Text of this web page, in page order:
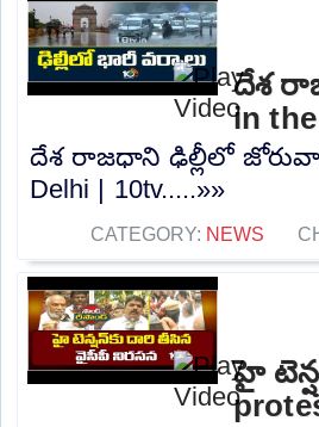
దేశ
in
దేశ రాజధాని ఢిల్లీలో
Delhi | 10tv.....»»
CATEGORY: NEWS
హై